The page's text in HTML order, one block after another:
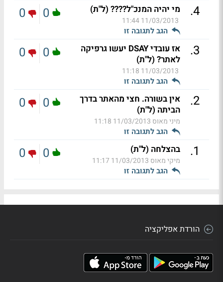
4
. מי יהיה המנכ"ל???? (ל"ת)
11/03/2013 11:44
הגב לתגובה זו
0
0
3
.
אז עובדי DSAY יעשו גרפיקה
לאתר? (ל"ת)
11/03/2013 11:18
הגב לתגובה זו
0
0
2
.
אין בשורה. חצי מהאתר בדרך
הביתה (ל"ת)
מיני מאוס 11/03/2013 11:18
הגב לתגובה זו
0
0
1
. בהצלחה (ל"ת)
מיקי מאוס 11/03/2013 11:17
הגב לתגובה זו
0
0
הורדת אפליקציה